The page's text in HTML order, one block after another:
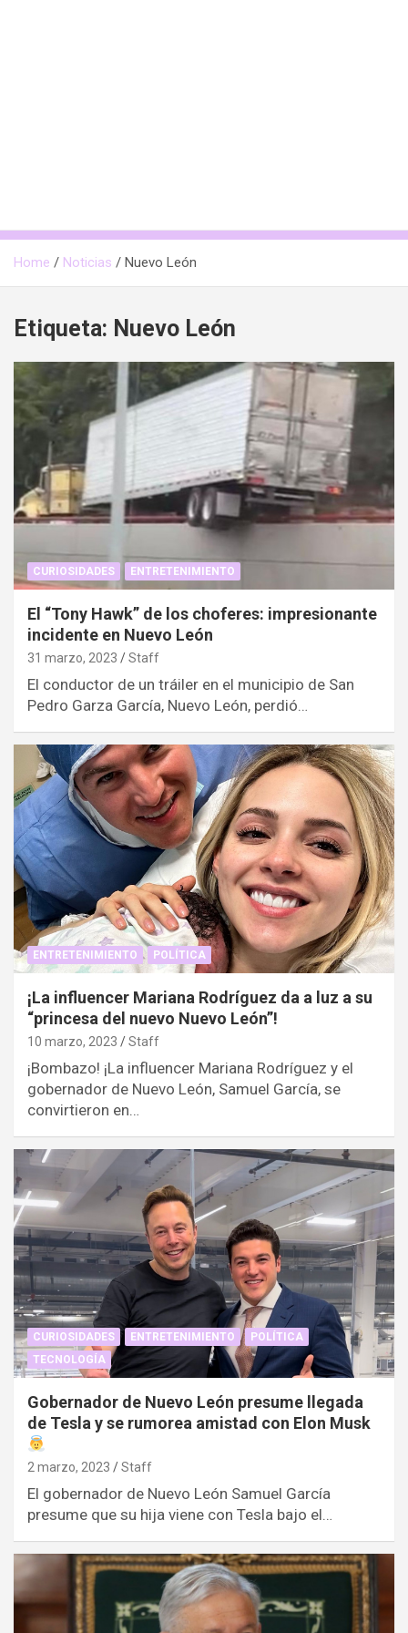
Home Noticias Nuevo León
Etiqueta: Nuevo León
CURIOSIDADES ENTRETENIMIENTO
El “Tony Hawk” de los choferes: impresionante
incidente en Nuevo León
31 marzo, 2023 Staff
El conductor de un tráiler en el municipio de San
Pedro Garza García, Nuevo León, perdió…
ENTRETENIMIENTO POLÍTICA
¡La influencer Mariana Rodríguez da a luz a su
“princesa del nuevo Nuevo León”!
10 marzo, 2023 Staff
¡Bombazo! ¡La influencer Mariana Rodríguez y el
gobernador de Nuevo León, Samuel García, se
convirtieron en…
CURIOSIDADES ENTRETENIMIENTO
POLÍTICA
TECNOLOGÍA
Gobernador de Nuevo León presume llegada
de Tesla y se rumorea amistad con Elon Musk
2 marzo, 2023 Staff
El gobernador de Nuevo León Samuel García
presume que su hija viene con Tesla bajo el…